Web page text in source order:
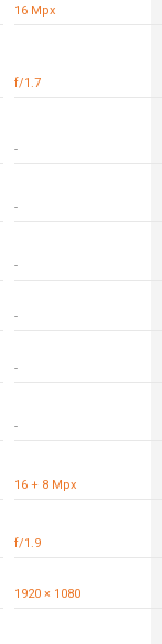
16 Mpx
f/1.7
-
-
-
-
-
-
16 + 8 Mpx
f/1.9
1920 × 1080